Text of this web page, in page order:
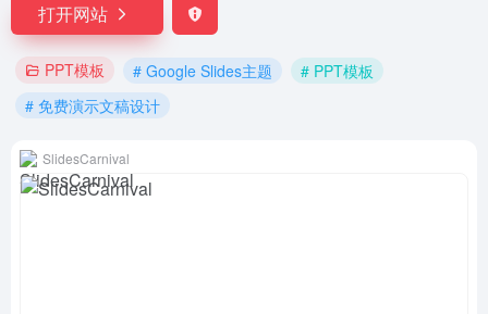
打开网站
PPT模板 # Google Slides主题
# PPT模板
# 免费演示文稿设计
SlidesCarnival